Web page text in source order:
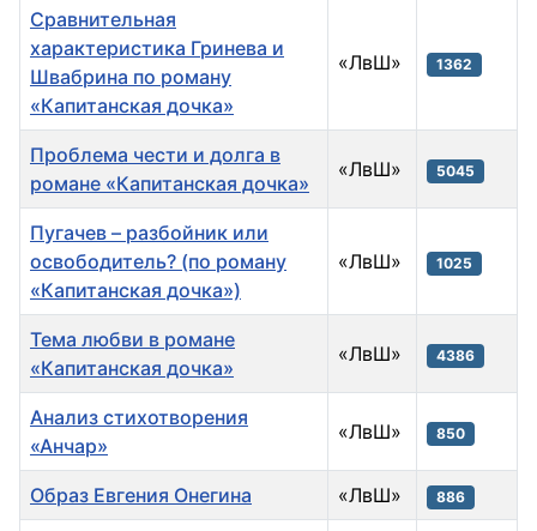
Сравнительная
характеристика Гринева и
Швабрина по роману
«Капитанская дочка»
«ЛвШ» 1362
Проблема чести и долга в
романе «Капитанская дочка»
«ЛвШ» 5045
Пугачев – разбойник или
освободитель? (по роману
«Капитанская дочка»)
«ЛвШ» 1025
Тема любви в романе
«Капитанская дочка»
«ЛвШ» 4386
Анализ стихотворения
«Анчар»
«ЛвШ» 850
Образ Евгения Онегина «ЛвШ» 886